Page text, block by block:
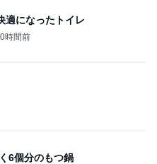
適になったトイレ
時間前
6個分のもつ鍋